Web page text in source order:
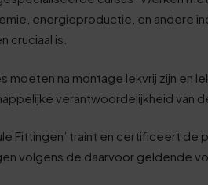
energieproductie, en andere
cruciaal is.
moeten na montage lekvrij zijn en
verantwoordelijkheid van
Fittingen’ traint en certificeert
volgens de daarvoor geldende